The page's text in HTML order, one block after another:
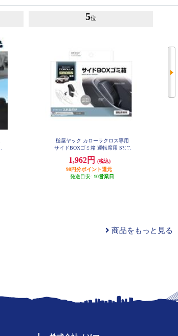
5位
槌屋ヤック カローラクロス専用
サイドBOXゴミ箱 運転席用 SY-C
1,962円
(税込)
98円分ポイント還元
発送目安: 10営業日
商品をもっと見る